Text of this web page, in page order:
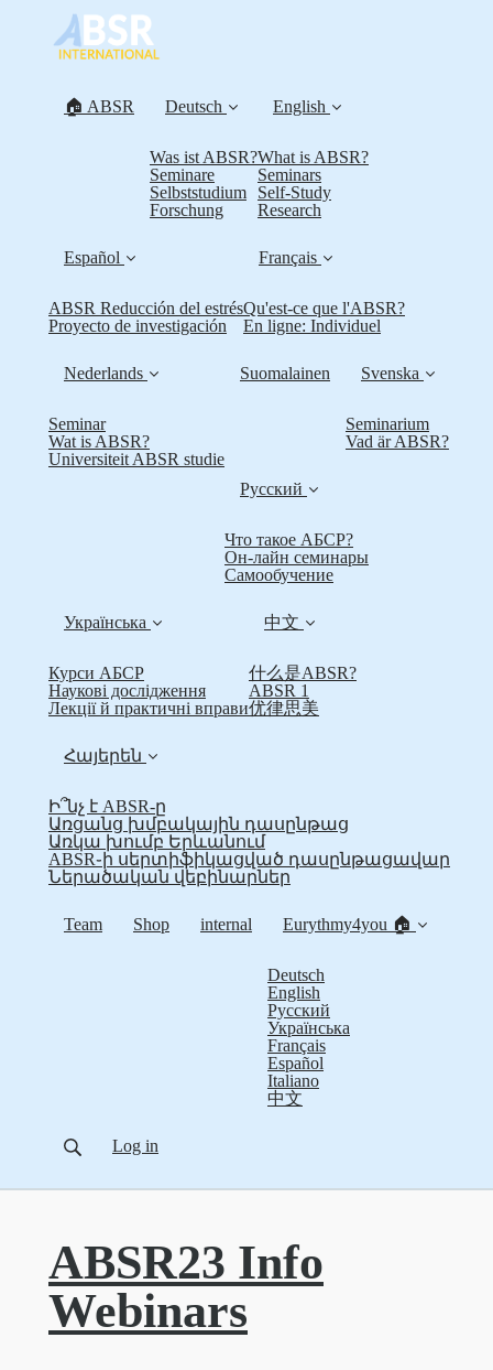
🏠 ABSR Deutsch
Was ist ABSR?
Seminare
Selbststudium
Forschung
English
What is ABSR?
Seminars
Self-Study
Research
Español
ABSR Reducción del estrés
Proyecto de investigación
Français
Qu'est-ce que l'ABSR?
En ligne: Individuel
Nederlands
Seminar
Wat is ABSR?
Universiteit ABSR studie
Suomalainen Svenska
Seminarium
Vad är ABSR?
Русский
Что такое АБСР?
Он-лайн семинары
Самообучение
Українська
Курси АБСР
Наукові дослідження
Лекції й практичні вправи
中文
什么是ABSR?
ABSR 1
优律思美
Հայերեն
Ի՞նչ է ABSR-ը
Առցանց խմբակային դասընթաց
Առկա խումբ Երևանում
ABSR֊ի սերտիֆիկացված դասընթացավար
Ներածական վեբինարներ
Team Shop internal Eurythmy4you 🏠
Deutsch
English
Русский
Українська
Français
Español
Italiano
中文
Log in
ABSR23 Info
Webinars